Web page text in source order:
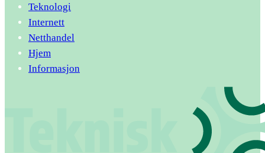
Teknologi
Internett
Netthandel
Hjem
Informasjon